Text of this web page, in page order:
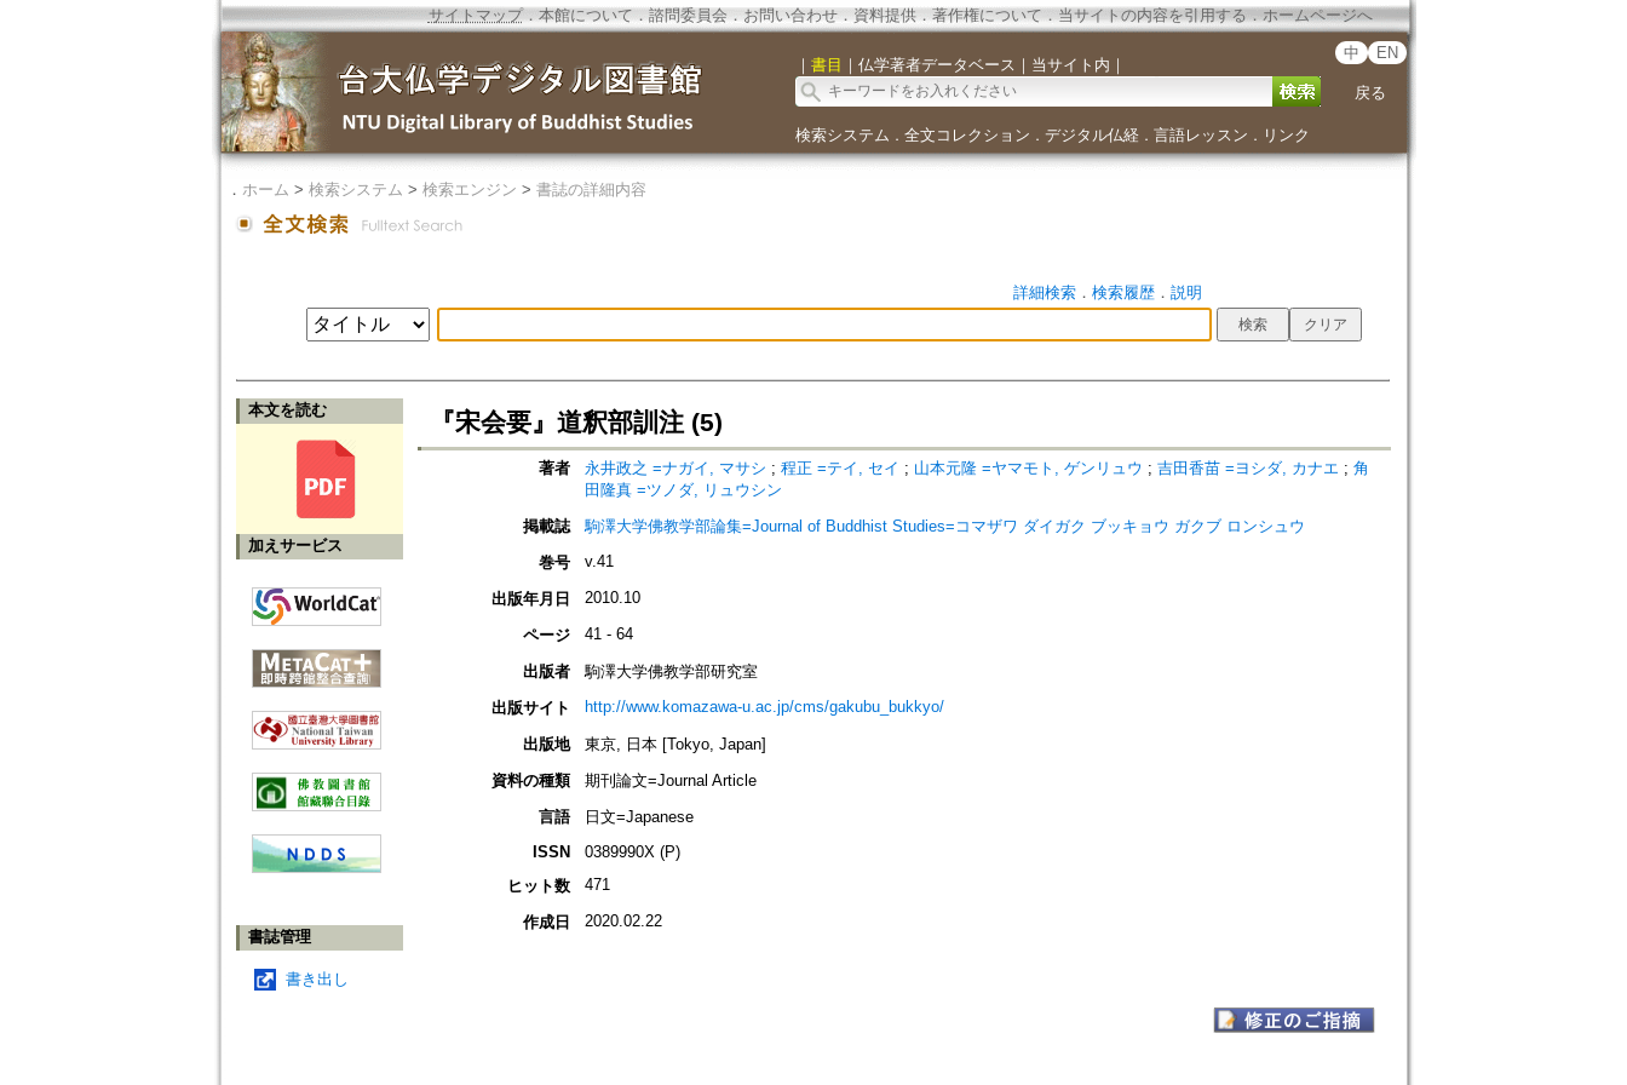
サイトマップ．本館について ． 諮問委員会． お問い合わせ． 資料提供． 著作権について．当サイトの内容を引用する ． ホームページへ
｜ 書目 ｜ 仏学著者データベース ｜ 当サイト内 ｜
中 EN
戻る
検索システム ． 全文コレクション ． デジタル仏経． 言語レッスン ． リンク
． ホーム > 検索システム > 検索エンジン > 書誌の詳細内容
詳細検索． 検索履歴． 説明
本文を読む
加えサービス
書誌管理
書き出し
『宋会要』道釈部訓注 (5)
著者 永井政之 =ナガイ, マサシ ; 程正 =テイ, セイ ; 山本元隆 =ヤマモト, ゲンリュウ ; 吉田香苗 =ヨシダ, カナエ ; 角
田隆真 =ツノダ, リュウシン
掲載誌
駒澤大学佛教学部論集=Journal of Buddhist Studies=コマザワ ダイガク ブッキョウ ガクブ ロンシュウ
巻号
v.41
出版年月日 2010.10
ページ 41 - 64
出版者
駒澤大学佛教学部研究室
出版サイト
http://www.komazawa-u.ac.jp/cms/gakubu_bukkyo/
出版地
東京, 日本 [Tokyo, Japan]
資料の種類
期刊論文=Journal Article
言語
日文=Japanese
ISSN
0389990X (P)
ヒット数
471
作成日 2020.02.22